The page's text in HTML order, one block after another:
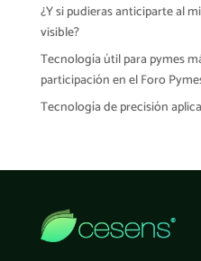
¿Y si pudieras anticiparte al
visible?
Tecnología útil para pymes
participación en el Foro
Tecnología de precisión